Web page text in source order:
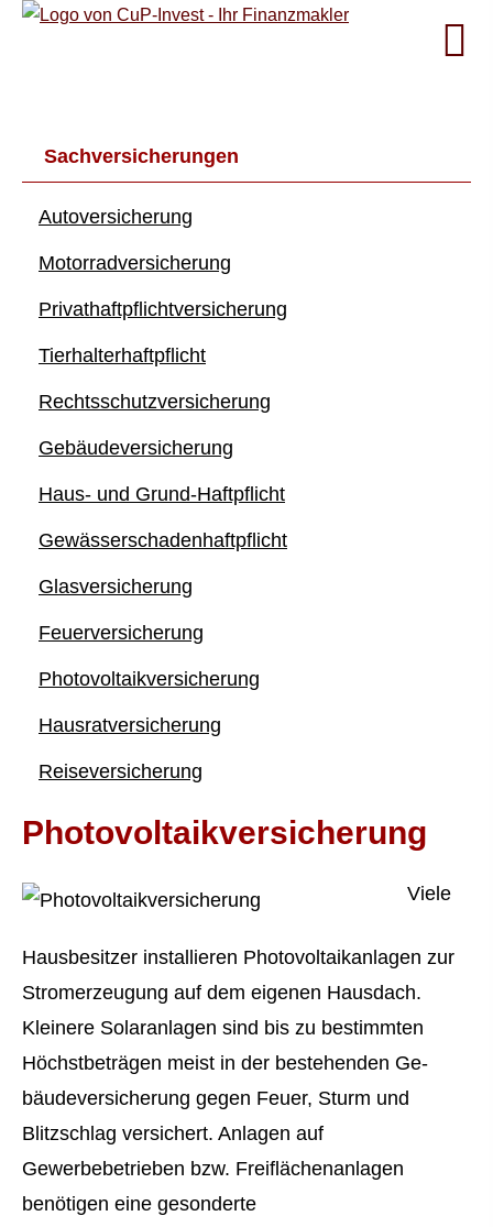
Sachversicherungen
Auto­ver­si­che­rung
Motor­rad­ver­sicherung
Privathaftpflichtversicherung
Tierhalterhaftpflicht
Rechts­schutz­ver­si­che­rung
Ge­bäude­ver­si­che­rung
Haus- und Grund-Haft­pflicht
Gewässerschadenhaftpflicht
Glasversicherung
Feuerversicherung
Photo­voltaik­ver­si­che­rung
Haus­rat­ver­si­che­rung
Reiseversicherung
Photo­voltaik­ver­si­che­rung
Viele
Hausbesitzer installieren Photovoltaikanlagen zur
Stromerzeugung auf dem eigenen Hausdach.
Kleinere Solaranlagen sind bis zu bestimmten
Höchstbeträgen meist in der bestehenden Ge­
bäude­ver­si­che­rung gegen Feuer, Sturm und
Blitzschlag versichert. Anlagen auf
Gewerbebetrieben bzw. Freiflächenanlagen
benötigen eine gesonderte